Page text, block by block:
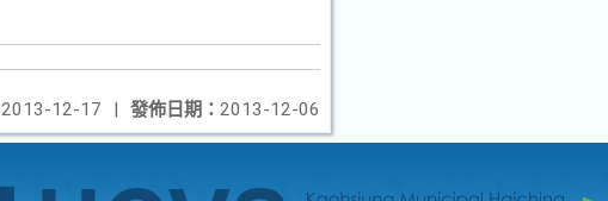
發佈日期： 2013-12-06
2013-12-17 |